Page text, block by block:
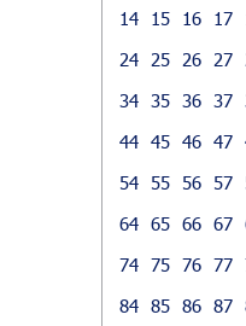
14
15 16 17
24
25 26 27
34 35 36 37
44 45 46 47
54 55 56 57
64 65 66 67
74 75 76 77
84 85 86 87